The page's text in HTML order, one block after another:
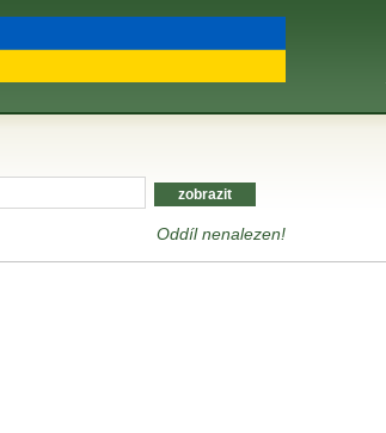
Oddíl nenalezen!